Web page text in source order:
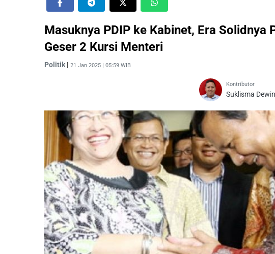
Masuknya PDIP ke Kabinet, Era
Geser 2 Kursi Menteri
Politik | 21 Jan 2025 | 05:59 WIB
Kontributor
Suklisma